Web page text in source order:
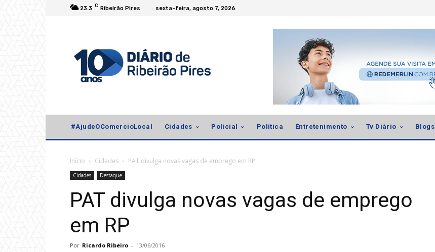
23.3 C Ribeirão Pires sexta-feira, agosto 7, 2026
#AjudeOComercioLocal Cidades Policial Política Entretenimento Tv Diário Blogs
Início Cidades PAT divulga novas vagas de emprego em RP
Cidades Destaque
PAT divulga novas vagas de emprego
em RP
Por Ricardo Ribeiro - 13/06/2016